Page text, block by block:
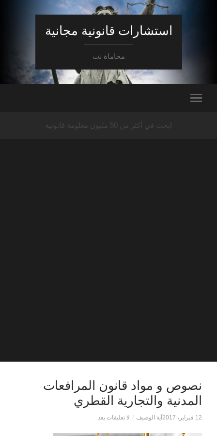
استشارات قانونية مجانية
محاماة نت
ابحث في أكثر من 50 مليون معلومة قانونية
نصوص و مواد قانون المرافعات
المدنية والتجارية القطري
12 فبراير، 2017 آية الوصيف / لا تعليقات بعد